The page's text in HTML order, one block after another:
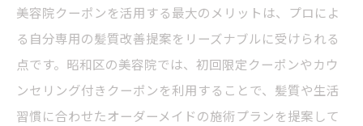
美容院クーポンを活用する最大のメリットは、プロによ
る自分専用の髪質改善提案をリーズナブルに受けられる
点です。昭和区の美容院では、初回限定クーポンやカウ
ンセリング付きクーポンを利用することで、髪質や生活
習慣に合わせたオーダーメイドの施術プランを提案して